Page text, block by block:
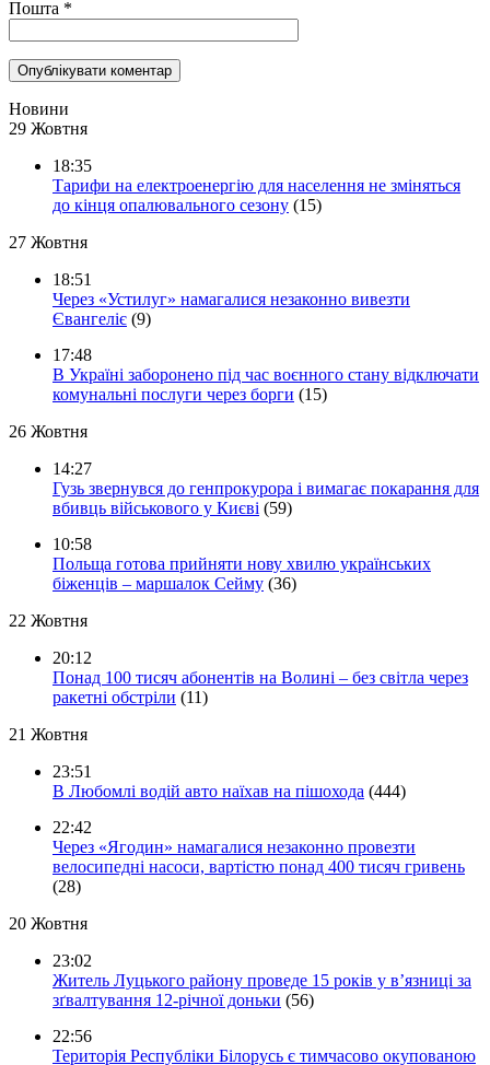
Пошта *
Новини
29 Жовтня
18:35
Тарифи на електроенергію для населення не зміняться
до кінця опалювального сезону (15)
27 Жовтня
18:51
Через «Устилуг» намагалися незаконно вивезти
Євангеліє (9)
17:48
В Україні заборонено під час воєнного стану відключати
комунальні послуги через борги (15)
26 Жовтня
14:27
Гузь звернувся до генпрокурора і вимагає покарання для
вбивць військового у Києві (59)
10:58
Польща готова прийняти нову хвилю українських
біженців – маршалок Сейму (36)
22 Жовтня
20:12
Понад 100 тисяч абонентів на Волині – без світла через
ракетні обстріли (11)
21 Жовтня
23:51
В Любомлі водій авто наїхав на пішохода (444)
22:42
Через «Ягодин» намагалися незаконно провезти
велосипедні насоси, вартістю понад 400 тисяч гривень
(28)
20 Жовтня
23:02
Житель Луцького району проведе 15 років у в’язниці за
зґвалтування 12-річної доньки (56)
22:56
Територія Республіки Білорусь є тимчасово окупованою